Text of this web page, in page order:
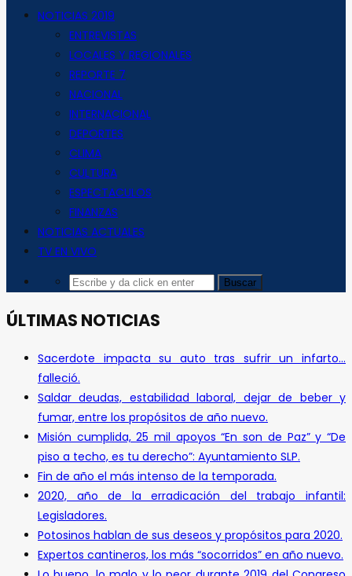
NOTICIAS 2019
ENTREVISTAS
LOCALES Y REGIONALES
REPORTE 7
NACIONAL
INTERNACIONAL
DEPORTES
CLIMA
CULTURA
ESPECTACULOS
FINANZAS
NOTICIAS ACTUALES
TV EN VIVO
ÚLTIMAS NOTICIAS
Sacerdote impacta su auto tras sufrir un infarto…
falleció.
Saldar deudas, estabilidad laboral, dejar de beber y
fumar, entre los propósitos de año nuevo.
Misión cumplida, 25 mil apoyos “En son de Paz” y “De
piso a techo, es tu derecho”: Ayuntamiento SLP.
Fin de año el más intenso de la temporada.
2020, año de la erradicación del trabajo infantil:
Legisladores.
Potosinos hablan de sus deseos y propósitos para 2020.
Expertos cantineros, los más “socorridos” en año nuevo.